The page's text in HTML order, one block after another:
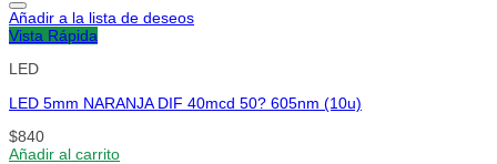
Añadir a la lista de deseos
Vista Rápida
LED
LED 5mm NARANJA DIF 40mcd 50? 605nm (10u)
$840
Añadir al carrito